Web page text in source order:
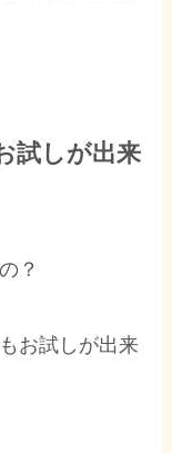
試しが出来
？
お試しが出来